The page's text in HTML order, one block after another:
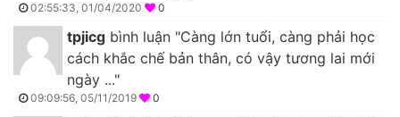
02:55:33, 01/04/2020 0
tpjicg bình luận "Càng lớn tuổi, càng phải học
cách khắc chế bản thân, có vậy tương lai mới
ngày ..."
09:09:56, 05/11/2019 0